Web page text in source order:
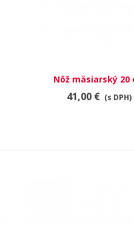
RÝCHLY NÁHĽAD
Nôž mäsiarský 20
41,00 € (s DPH)